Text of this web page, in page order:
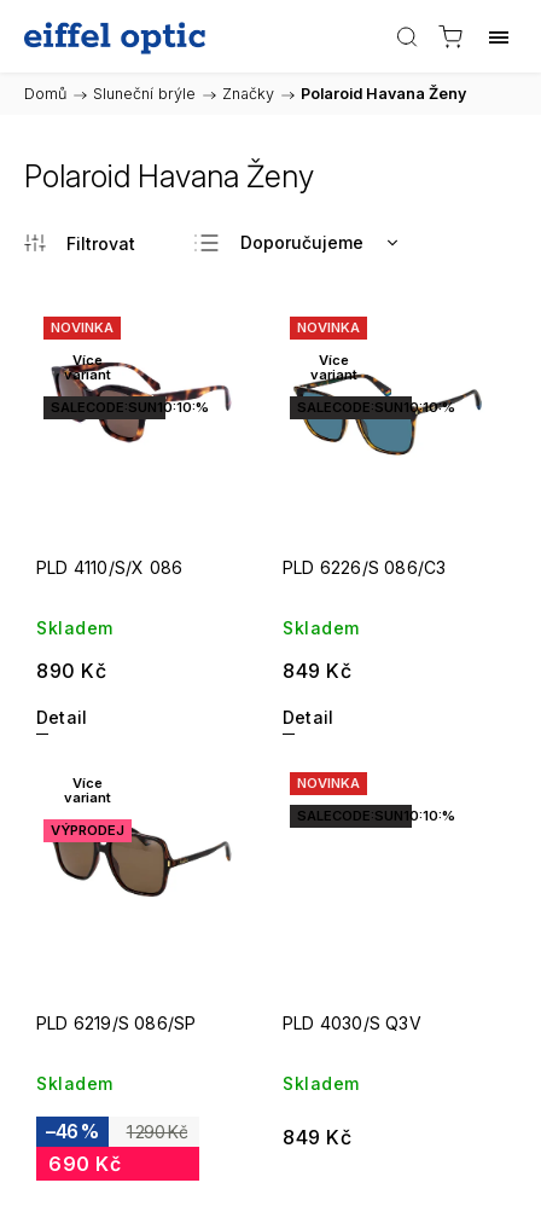
Domů / Sluneční brýle / Značky / Polaroid Havana Ženy
Polaroid Havana Ženy
Doporučujeme
Nejdražší
Nejprodávanější
Abecedně
NOVINKA
Více
variant
SALECODE:SUN10:10:%
PLD 4110/S/X 086
Skladem
890 Kč
Detail
NOVINKA
Více
variant
SALECODE:SUN10:10:%
PLD 6226/S 086/C3
Skladem
849 Kč
Detail
Více
variant
VÝPRODEJ
PLD 6219/S 086/SP
Skladem
1 290 Kč
–46 %
690 Kč
NOVINKA
SALECODE:SUN10:10:%
PLD 4030/S Q3V
Skladem
849 Kč